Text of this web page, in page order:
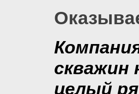
скважин
целый